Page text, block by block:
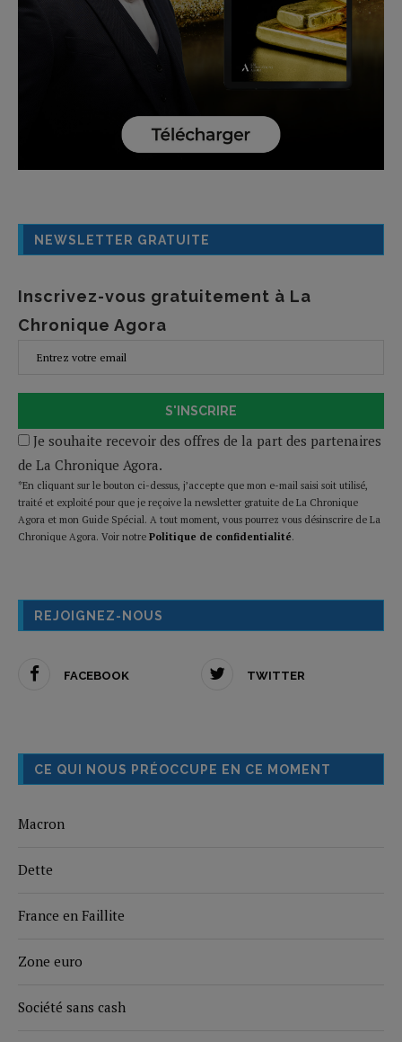
NEWSLETTER GRATUITE
Inscrivez-vous gratuitement à La
Chronique Agora
S'INSCRIRE
Je souhaite recevoir des offres de la part des partenaires
de La Chronique Agora.
*En cliquant sur le bouton ci-dessus, j’accepte que mon e-mail saisi soit utilisé,
traité et exploité pour que je reçoive la newsletter gratuite de La Chronique
Agora et mon Guide Spécial. A tout moment, vous pourrez vous désinscrire de La
Chronique Agora. Voir notre Politique de confidentialité.
REJOIGNEZ-NOUS
FACEBOOK TWITTER
CE QUI NOUS PRÉOCCUPE EN CE MOMENT
Macron
Dette
France en Faillite
Zone euro
Société sans cash